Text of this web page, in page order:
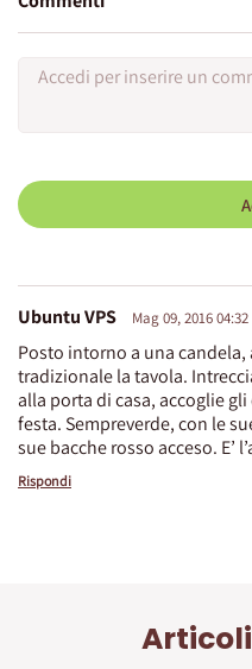
Ubuntu VPS Mag 09, 2016 04:32
Posto intorno a una
tradizionale la tavola.
alla porta di casa, accoglie
festa. Sempreverde, con le
sue bacche rosso acceso. E’
Rispondi